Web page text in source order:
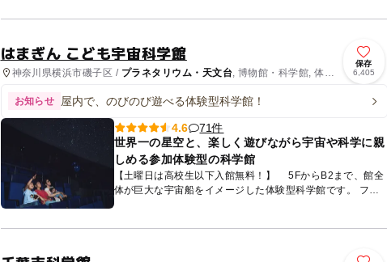
はまぎん こども宇宙科学館
神奈川県横浜市磯子区 / プラネタリウム・天文台 , 博物館・科学館, 体験
保存
6,405
お知らせ 屋内で、のびのび遊べる体験型科学館！
4.6
71件
世界一の星空と、楽しく遊びながら宇宙や科学に親
しめる参加体験型の科学館
【土曜日は高校生以下入館無料！】 5FからB2まで、館全
体が巨大な宇宙船をイメージした体験型科学館です。 フロ
アごとにテーマの異なる5つの展示室があり、子どもから大